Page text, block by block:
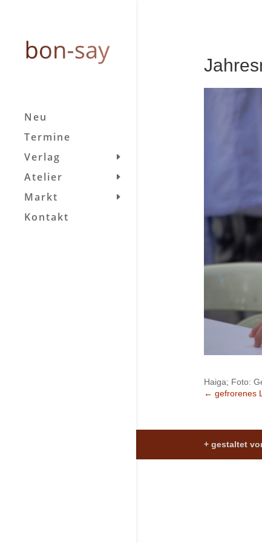
Neu
Termine
Verlag
Atelier
Markt
Kontakt
Haiga; Foto:
← gefrorenes
+ gestaltet